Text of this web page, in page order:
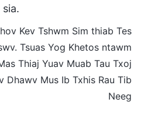
Kev Tshwm Sim thiab Tes
Tsuas Yog Khetos ntawm
Thiaj Yuav Muab Tau Txoj
Dhawv Mus Ib Txhis Rau Tib
Neeg